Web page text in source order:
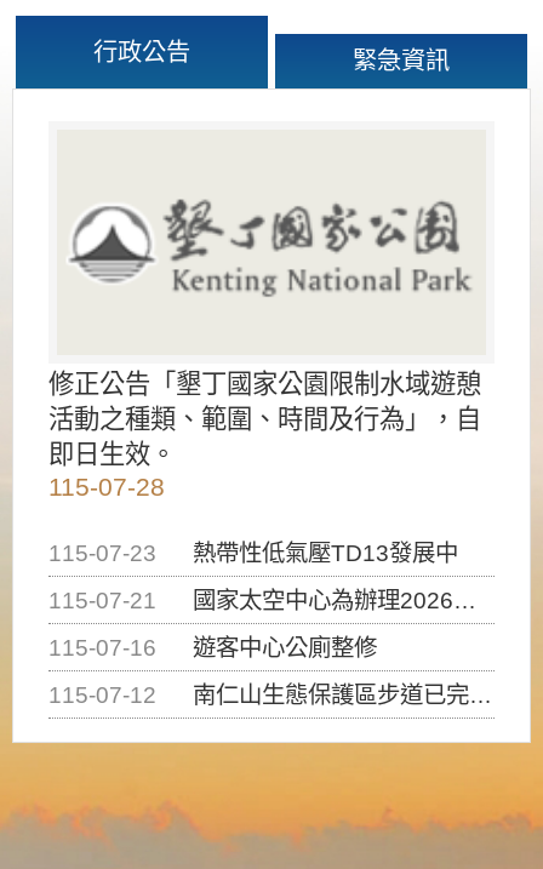
行政公告 緊急資訊
修正公告「墾丁國家公園限制水域遊憩
活動之種類、範圍、時間及行為」，自
即日生效。
115-07-28
115-07-23
熱帶性低氣壓TD13發展中
115-07-21
國家太空中心為辦理2026台灣盃火箭競賽，陸、海、空域警戒及協調相關事宜，因颱風備案事宜
115-07-16
遊客中心公廁整修
115-07-12
南仁山生態保護區步道已完成修復，自115年7月13日（星期一）起恢復開放入園，歡迎民眾依規定申請入園....